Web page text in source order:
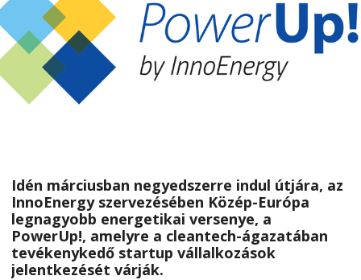
Idén márciusban negyedszerre indul útjára, az
InnoEnergy szervezésében Közép-Európa
legnagyobb energetikai versenye, a
PowerUp!, amelyre a cleantech-ágazatában
tevékenykedő startup vállalkozások
jelentkezését várják.